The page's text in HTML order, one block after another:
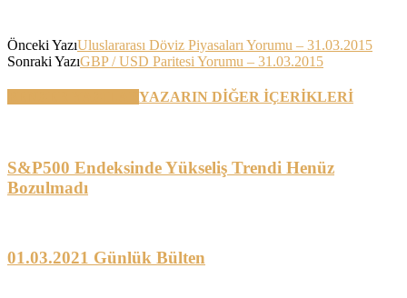
Önceki YazıUluslararası Döviz Piyasaları Yorumu – 31.03.2015
Sonraki YazıGBP / USD Paritesi Yorumu – 31.03.2015
YAZARIN DİĞER İÇERİKLERİ
S&P500 Endeksinde Yükseliş Trendi Henüz
Bozulmadı
01.03.2021 Günlük Bülten